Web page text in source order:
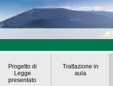
Progetto di
Legge
presentato
Trattazione in
aula